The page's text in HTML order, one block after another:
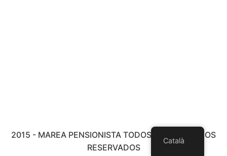
2015 - MAREA PENSIONISTA TODOS LOS DERECHOS
RESERVADOS
Català